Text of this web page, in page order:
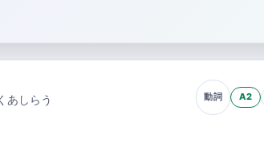
あしらう 動詞 A2